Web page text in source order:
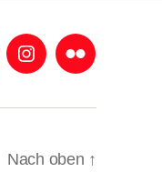
Instagram
Flickr
Nach oben ↑